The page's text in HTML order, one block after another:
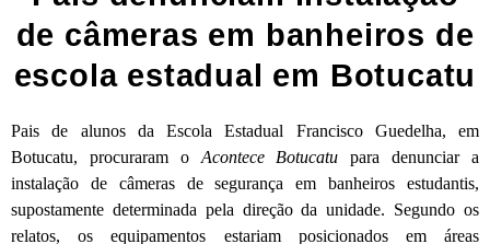
de câmeras em banheiros de
escola estadual em Botucatu
Pais de alunos da Escola Estadual Francisco Guedelha, em
Botucatu, procuraram o Acontece Botucatu para denunciar a
instalação de câmeras de segurança em banheiros estudantis,
supostamente determinada pela direção da unidade. Segundo os
relatos, os equipamentos estariam posicionados em áreas